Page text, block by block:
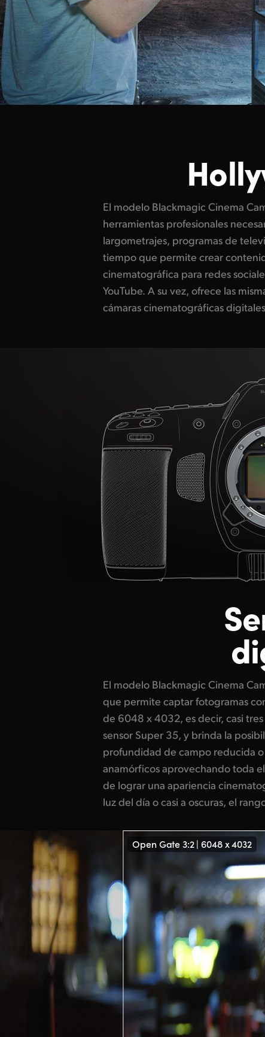
El modelo Blackmagic Cinema
herramientas profesionales
largometrajes, programas de
tiempo que permite crear
cinematográfica para redes
YouTube. A su vez, ofrece las
cámaras cinematográficas
de este modo la captura de colores
mayor nivel de detalles y un rango
las luces y las sombras. Es por ello
una estética tan increíble, y
cualquier tipo de
independientes, anuncios
El modelo Blackmagic Cinema
que permite captar fotogramas
de 6048 x 4032, es decir, casi
sensor Super 35, y brinda la
profundidad de campo reducida
anamórficos aprovechando toda
de lograr una apariencia
luz del día o casi a oscuras, el
valor ISO nativo dual de 25 600
extraordinarias con un nivel de
condiciones de iluminación. A su
rodaje a una frecuencia de
máxima o de 120 f/s al reducir el área
y, en combinación con la
misma tecnología que otras
Open Gate 3:2 | 6048 x 4032